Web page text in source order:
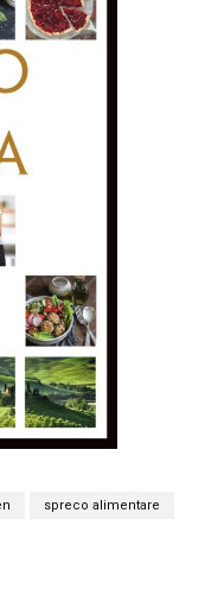
spreco alimentare